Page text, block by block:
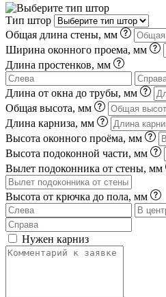
Тип штор
Общая длина стены, мм
Ширина оконного проема, мм
Длина простенков, мм
Длина от окна до трубы, мм
Общая высота, мм
Длина карниза, мм
Высота оконного проёма, мм
Высота подоконной части, мм
Вылет подоконника от стены, мм
Высота от крючка до пола, мм
Нужен карниз